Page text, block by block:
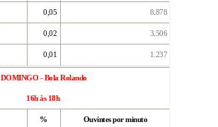
0,05 8 878
0,02 3 506
0,01 1. 237
DOMINGO - Bola Rolando
16h às 18h
% Ouvintes por minuto